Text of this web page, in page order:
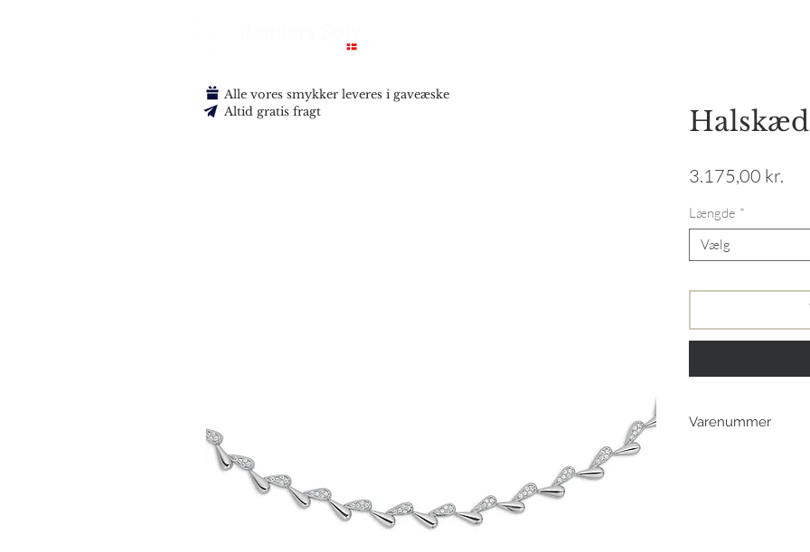
3.175,00 kr.
Længde *
Vælg
Varenummer
Alle vores smykker leveres i gaveæske
Altid gratis fragt